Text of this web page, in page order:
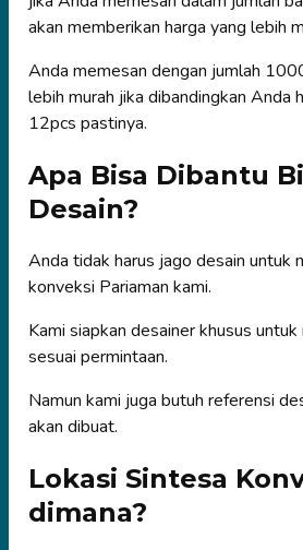
akan memberikan harga yang lebih
Anda memesan dengan jumlah
lebih murah jika dibandingkan Anda
12pcs pastinya.
Apa Bisa Dibantu
Desain?
Anda tidak harus jago desain untuk
konveksi Pariaman kami.
Kami siapkan desainer khusus
sesuai permintaan.
Namun kami juga butuh referensi
akan dibuat.
Lokasi Sintesa
dimana?